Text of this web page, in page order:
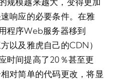
响应的必要条件。在雅
程序Web服务器移到
以及雅虎自己的CDN）
时间提高了20％甚至更
对简单的代码更改，将显